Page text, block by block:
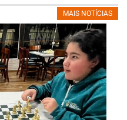
MAIS NOTÍCIAS